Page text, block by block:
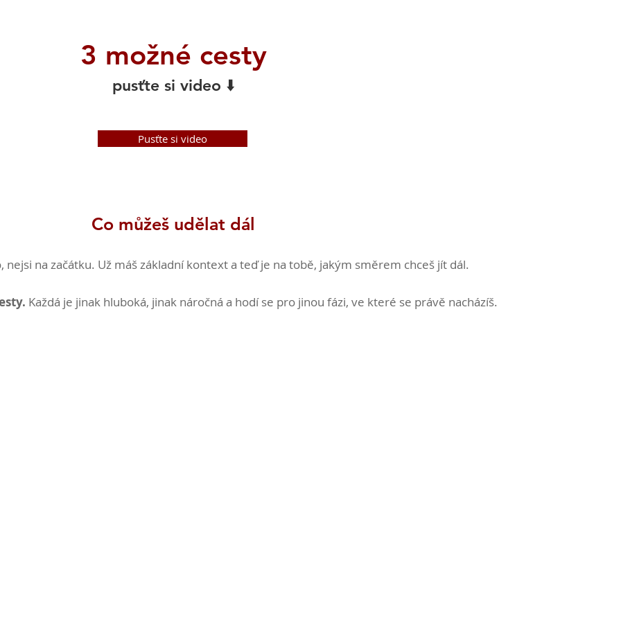
3 možné cesty
pusťte si video ⬇️
Pusťte si video
Co můžeš udělat dál
nejsi na začátku. Už máš základní kontext a teď je na tobě, jakým směrem chceš jít dál.
Každá je jinak hluboká, jinak náročná a hodí se pro jinou fázi, ve které se právě nacházíš.